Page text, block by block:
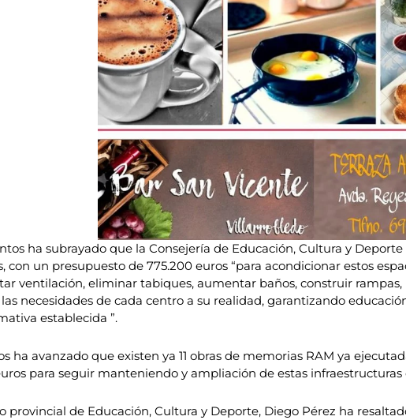
ha subrayado que la Consejería de Educación, Cultura y
con un presupuesto de 775.200 euros “para acondicionar estos
ventilación, eliminar tabiques, aumentar baños, construir
necesidades de cada centro a su realidad, garantizando
establecida ”.
ha avanzado que existen ya 11 obras de memorias RAM ya
para seguir manteniendo y ampliación de estas infraestructuras
provincial de Educación, Cultura y Deporte, Diego Pérez ha